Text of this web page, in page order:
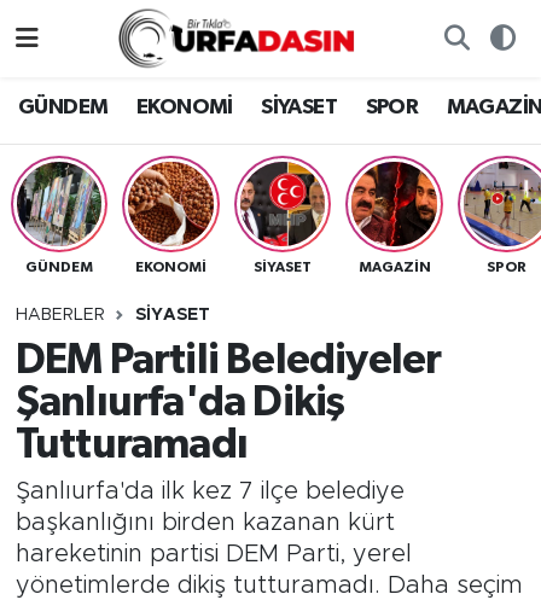
GÜNDEM EKONOMİ SİYASET SPOR
GÜNDEM EKONOMİ SİYASET MAGAZİN SPOR
HABERLER SİYASET
DEM Partili Belediyeler
Şanlıurfa'da Dikiş
Tutturamadı
Şanlıurfa'da ilk kez 7 ilçe belediye
başkanlığını birden kazanan kürt
hareketinin partisi DEM Parti, yerel
yönetimlerde dikiş tutturamadı. Daha seçim
EKONOMİ
SİYASET
SPOR
SAĞLIK
TEKNOLOJİ
OTOMOBİL
Gizlilik ve Güvenlik Politikası
İletişim
Nöbetçi Eczaneler
Hava Durumu
Namaz Vakitleri
Trafik Durumu
Süper Lig Puan Durumu ve Fikstür
Tüm Manşetler
Son Dakika Haberleri
Haber Arşivi